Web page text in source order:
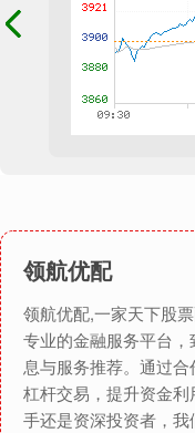
领航优配
领航优配,一家天下股
专业的金融服务平台
息与服务推荐。通过
杠杆交易，提升资金
手还是资深投资者，我